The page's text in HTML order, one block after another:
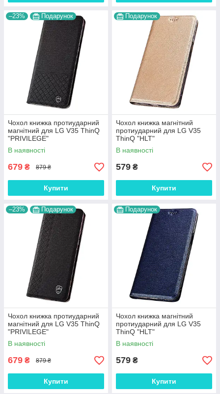
–23% Подарунок
Чохол книжка протиударний
магнітний для LG V35 ThinQ
"PRIVILEGE"
В наявності
679 ₴ 879 ₴
Купити
Подарунок
Чохол книжка магнітний
протиударний для LG V35
ThinQ "HLT"
В наявності
579 ₴
Купити
–23% Подарунок
Чохол книжка протиударний
магнітний для LG V35 ThinQ
"PRIVILEGE"
В наявності
679 ₴ 879 ₴
Купити
Подарунок
Чохол книжка магнітний
протиударний для LG V35
ThinQ "HLT"
В наявності
579 ₴
Купити